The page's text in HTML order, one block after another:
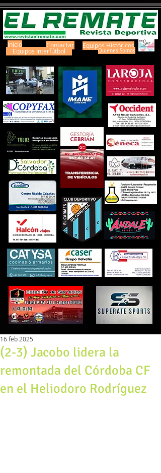
Inicio Contactar
Equipos Interfútbol
Equipos Históricos
Quienes Somos
(2-3) Jacobo lidera la
remontada del Córdoba CF
en el Heliodoro Rodríguez
16 feb 2025